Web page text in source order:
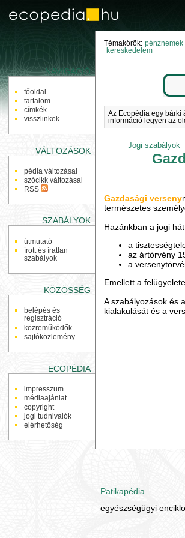
NAVIGÁCIÓ
főoldal
tartalom
címkék
visszlinkek
VÁLTOZÁSOK
pédia változásai
szócikk változásai
RSS
SZABÁLYOK
útmutató
írott és íratlan
szabályok
KÖZÖSSÉG
belépés és
regisztráció
közreműködők
sajtóközlemény
ECOPÉDIA
impresszum
médiaajánlat
copyright
jogi tudnivalók
elérhetőség
Témakörök: pénznemek
kereskedelem
Az Ecopédia egy bárki
információ legyen az
Jogi szabályok
Gazdasági verseny
természetes
Hazánkban a jogi
a
az ártörvény
a
Emellett a
A szabályozások és
kialakulását és a
Patikapédia
egyészségügyi